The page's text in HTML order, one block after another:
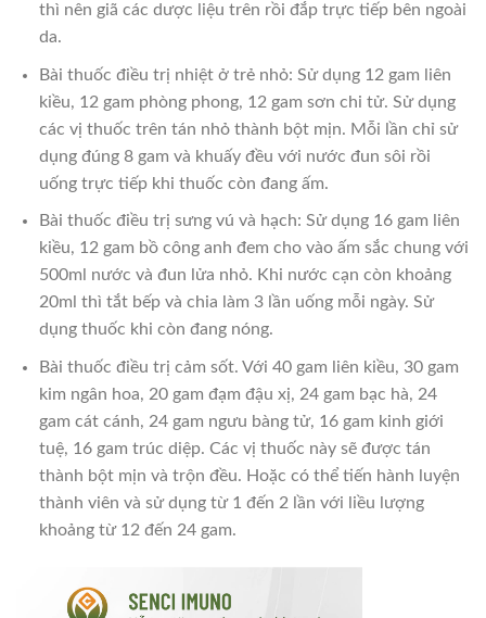
thì nên giã các dược liệu trên rồi đắp trực tiếp bên ngoài
da.
Bài thuốc điều trị nhiệt ở trẻ nhỏ: Sử dụng 12 gam liên
kiều, 12 gam phòng phong, 12 gam sơn chi tử. Sử dụng
các vị thuốc trên tán nhỏ thành bột mịn. Mỗi lần chỉ sử
dụng đúng 8 gam và khuấy đều với nước đun sôi rồi
uống trực tiếp khi thuốc còn đang ấm.
Bài thuốc điều trị sưng vú và hạch: Sử dụng 16 gam liên
kiều, 12 gam bồ công anh đem cho vào ấm sắc chung với
500ml nước và đun lửa nhỏ. Khi nước cạn còn khoảng
20ml thì tắt bếp và chia làm 3 lần uống mỗi ngày. Sử
dụng thuốc khi còn đang nóng.
Bài thuốc điều trị cảm sốt. Với 40 gam liên kiều, 30 gam
kim ngân hoa, 20 gam đạm đậu xị, 24 gam bạc hà, 24
gam cát cánh, 24 gam ngưu bàng tử, 16 gam kinh giới
tuệ, 16 gam trúc diệp. Các vị thuốc này sẽ được tán
thành bột mịn và trộn đều. Hoặc có thể tiến hành luyện
thành viên và sử dụng từ 1 đến 2 lần với liều lượng
khoảng từ 12 đến 24 gam.